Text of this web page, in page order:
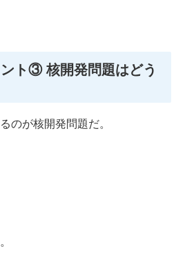
ト③ 核開発問題はどう
のが核開発問題だ。